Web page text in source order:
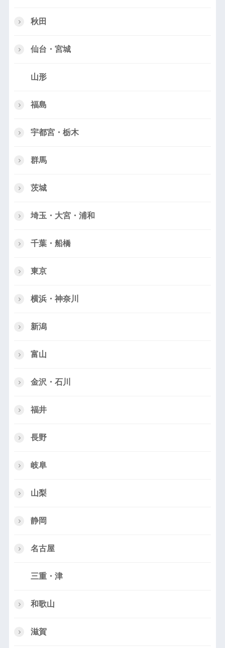
秋田
仙台・宮城
山形
福島
宇都宮・栃木
群馬
茨城
埼玉・大宮・浦和
千葉・船橋
東京
横浜・神奈川
新潟
富山
金沢・石川
福井
長野
岐阜
山梨
静岡
名古屋
三重・津
和歌山
滋賀